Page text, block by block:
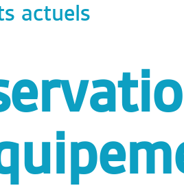
actuels